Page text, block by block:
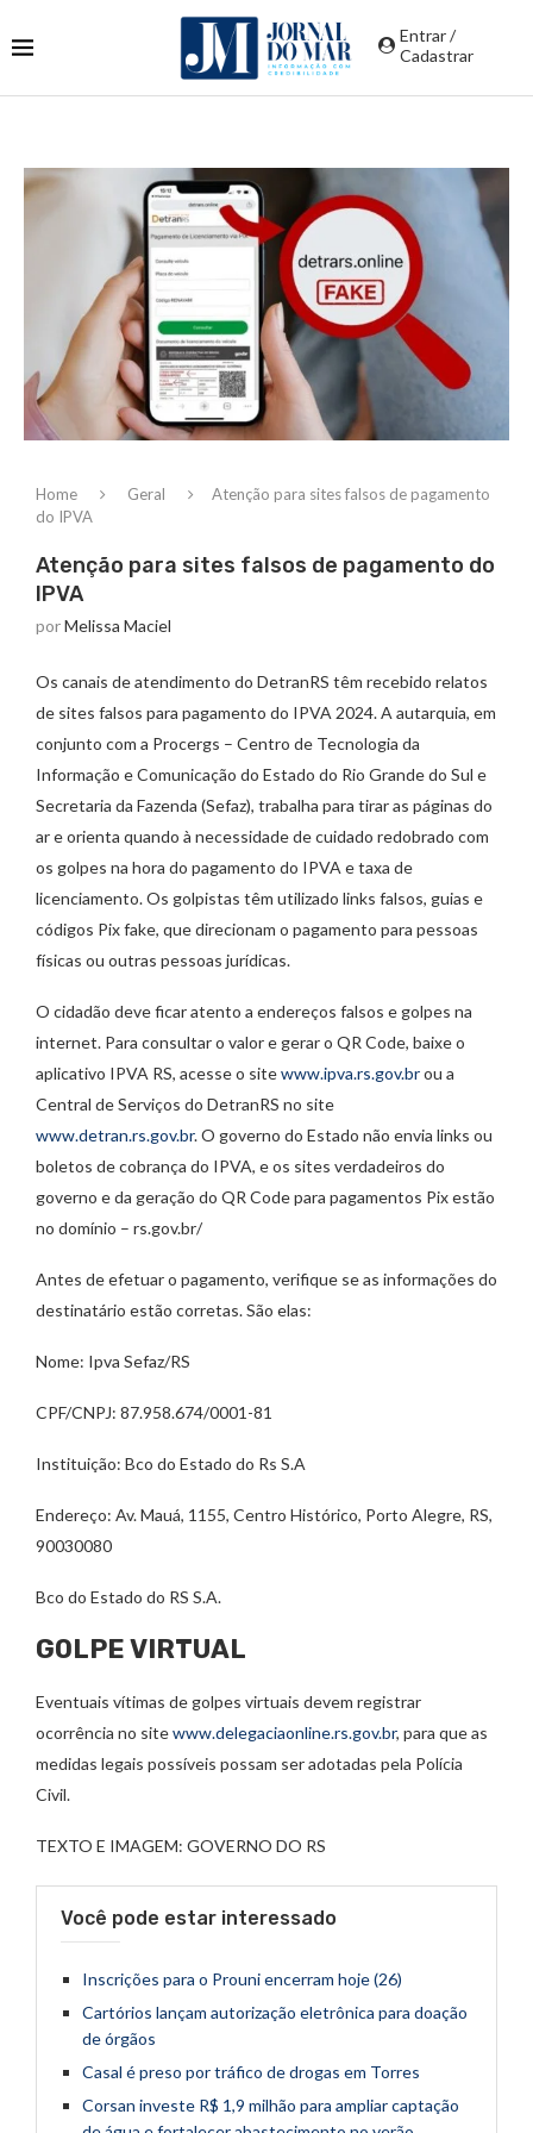
Entrar /
Cadastrar
Home Geral
Atenção para sites falsos de pagamento
do IPVA
Atenção para sites falsos de pagamento do
IPVA
porMelissa Maciel
Os canais de atendimento do DetranRS têm recebido relatos
de sites falsos para pagamento do IPVA 2024. A autarquia, em
conjunto com a Procergs – Centro de Tecnologia da
Informação e Comunicação do Estado do Rio Grande do Sul e
Secretaria da Fazenda (Sefaz), trabalha para tirar as páginas do
ar e orienta quando à necessidade de cuidado redobrado com
os golpes na hora do pagamento do IPVA e taxa de
licenciamento. Os golpistas têm utilizado links falsos, guias e
códigos Pix fake, que direcionam o pagamento para pessoas
físicas ou outras pessoas jurídicas.
O cidadão deve ficar atento a endereços falsos e golpes na
internet. Para consultar o valor e gerar o QR Code, baixe o
aplicativo IPVA RS, acesse o sitewww.ipva.rs.gov.brou a
Central de Serviços do DetranRS no site
www.detran.rs.gov.br. O governo do Estado não envia links ou
boletos de cobrança do IPVA, e os sites verdadeiros do
governo e da geração do QR Code para pagamentos Pix estão
no domínio – rs.gov.br/
Antes de efetuar o pagamento, verifique se as informações do
destinatário estão corretas. São elas:
Nome: Ipva Sefaz/RS
CPF/CNPJ: 87.958.674/0001-81
Instituição: Bco do Estado do Rs S.A
Endereço: Av. Mauá, 1155, Centro Histórico, Porto Alegre, RS,
90030080
Bco do Estado do RS S.A.
GOLPE VIRTUAL
Eventuais vítimas de golpes virtuais devem registrar
ocorrência no sitewww.delegaciaonline.rs.gov.br, para que as
medidas legais possíveis possam ser adotadas pela Polícia
Civil.
TEXTO E IMAGEM: GOVERNO DO RS
Você pode estar interessado
Inscrições para o Prouni encerram hoje (26)
Cartórios lançam autorização eletrônica para doação
de órgãos
Casal é preso por tráfico de drogas em Torres
Corsan investe R$ 1,9 milhão para ampliar captação